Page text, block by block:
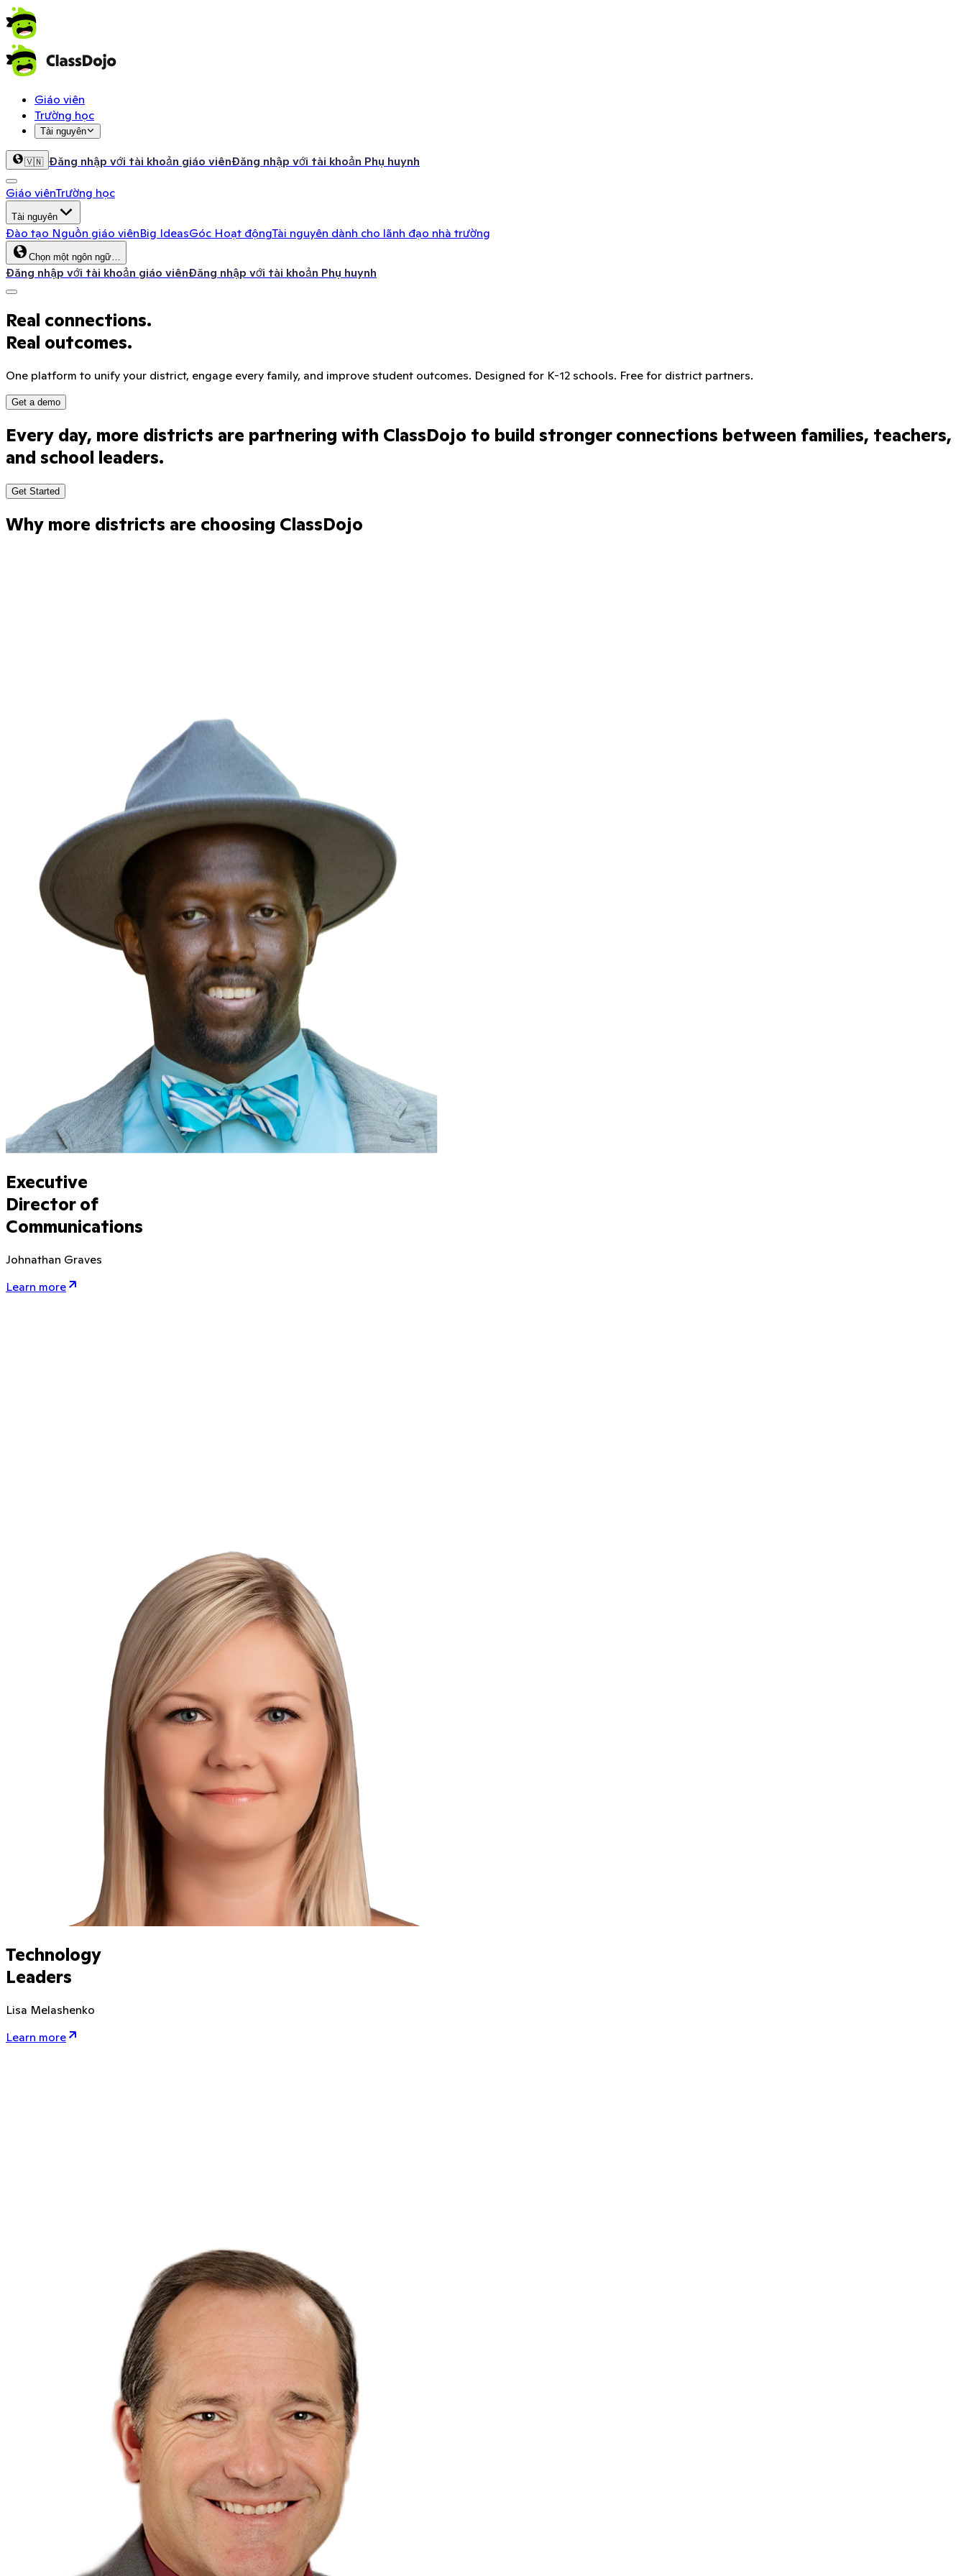
Giáo viên
Trường học
Tài nguyên
🇻🇳 Đăng nhập với tài khoản giáo viênĐăng nhập với tài khoản Phụ huynh
Giáo viênTrường học
Tài nguyên
Đào tạo Nguồn giáo viênBig IdeasGóc Hoạt độngTài nguyên dành cho lãnh đạo nhà trường
Chọn một ngôn ngữ…
Đăng nhập với tài khoản giáo viênĐăng nhập với tài khoản Phụ huynh
Real connections.
Real outcomes.
One platform to unify your district, engage every family, and improve student outcomes. Designed for K-12 schools. Free for district partners.
Get a demo
Sound on
Every day, more districts are partnering with ClassDojo to build stronger connections between families, teachers,
and school leaders.
Get Started
Why more districts are choosing ClassDojo
Executive
Director of
Communications
Johnathan Graves
Learn more
Technology
Leaders
Lisa Melashenko
Learn more